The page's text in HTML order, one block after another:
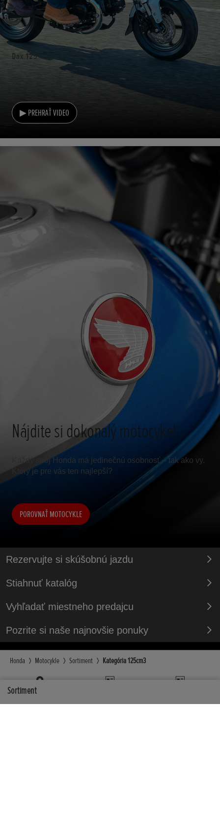
Sortiment
Dax 125
▶ PREHRAŤ VIDEO
Nájdite si dokonalý motocykel
Každý stroj Honda má jedinečnú osobnosť – tak ako vy.
Ktorý je pre vás ten najlepší?
POROVNAŤ MOTOCYKLE
Rezervujte si skúšobnú jazdu
Stiahnuť katalóg
Vyhľadať miestneho predajcu
Pozrite si naše najnovšie ponuky
Honda Motocykle Sortiment Kategória 125cm3
Vyhľadať dealera